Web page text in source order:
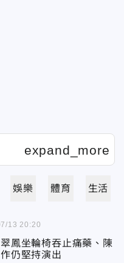
娛樂 體育 生活
鳳坐輪椅吞止痛藥、陳
仍堅持演出
13 20:20